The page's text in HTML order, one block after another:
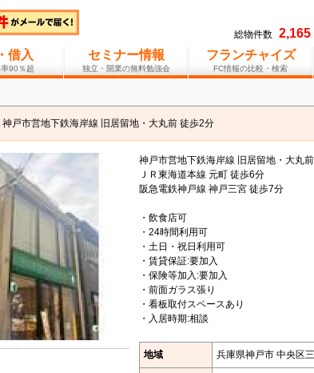
総物件数 2,165
借入
90％超
セミナー情報
独立・開業の無料勉強会
フランチャイズ
FC情報の比較・検索
神戸市営地下鉄海岸線 旧居留地・大丸前 徒歩2分
神戸市営地下鉄海岸線 旧居留地・大丸
ＪＲ東海道本線 元町 徒歩6分
阪急電鉄神戸線 神戸三宮 徒歩7分
・飲食店可
・24時間利用可
・土日・祝日利用可
・賃貸保証:要加入
・保険等加入:要加入
・前面ガラス張り
・看板取付スペースあり
・入居時期:相談
地域 兵庫県神戸市 中央区